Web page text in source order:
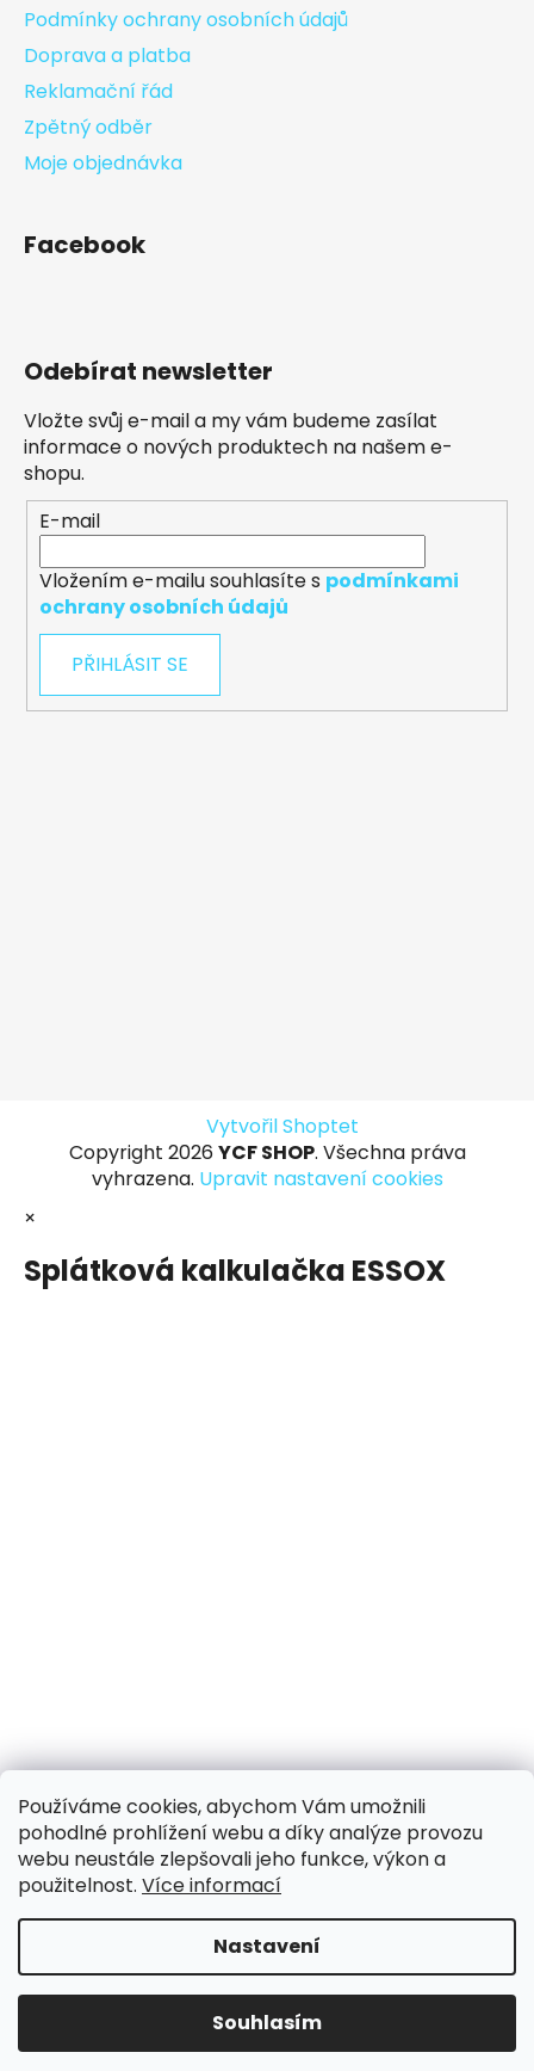
Používáme cookies, abychom Vám umožnili
pohodlné prohlížení webu a díky analýze provozu
webu neustále zlepšovali jeho funkce, výkon a
použitelnost. Více informací
Nastavení
Souhlasím
31.7.-8.8. DOVOLENÁ, objednávky a dotazy vyřídíme
po dovolené. Během dovolené nevyřizujeme
Podmínky ochrany osobních údajů
Doprava a platba
Reklamační řád
Zpětný odběr
Moje objednávka
Facebook
Odebírat newsletter
Vložte svůj e-mail a my vám budeme zasílat
informace o nových produktech na našem e-
shopu.
E-mail
Vložením e-mailu souhlasíte s podmínkami
ochrany osobních údajů
PŘIHLÁSIT SE
Vytvořil Shoptet
Copyright 2026 YCF SHOP. Všechna práva
vyhrazena. Upravit nastavení cookies
×
Splátková kalkulačka ESSOX